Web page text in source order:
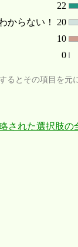
22
からない！ 20
10
0
るとその項目を元
された選択肢